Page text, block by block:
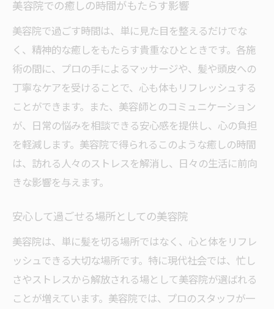
美容院での癒しの時間がもたらす影響
美容院で過ごす時間は、単に見た目を整えるだけでな
く、精神的な癒しをもたらす貴重なひとときです。各施
術の間に、プロの手によるマッサージや、髪や頭皮への
丁寧なケアを受けることで、心も体もリフレッシュする
ことができます。また、美容師とのコミュニケーション
が、日常の悩みを相談できる安心感を提供し、心の負担
を軽減します。美容院で得られるこのような癒しの時間
は、訪れる人々のストレスを解消し、日々の生活に前向
きな影響を与えます。
安心して過ごせる場所としての美容院
美容院は、単に髪を切る場所ではなく、心と体をリフレ
ッシュできる大切な場所です。特に現代社会では、忙し
さやストレスから解放される場として美容院が選ばれる
ことが増えています。美容院では、プロのスタッフが一